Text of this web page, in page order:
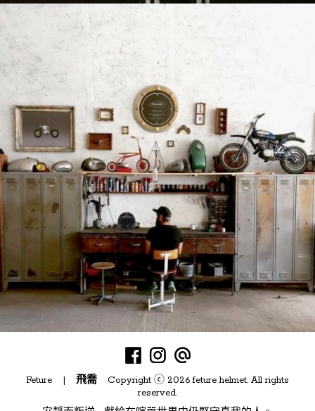
Feture | 飛喬 Copyright ⓒ 2026 feture helmet. All rights
reserved.